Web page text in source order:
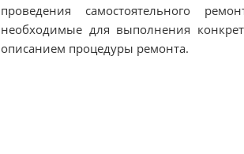
проведения самостоятельного
необходимые для выполнения
описанием процедуры ремонта.